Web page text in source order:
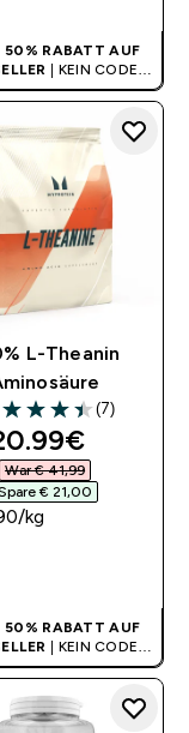
50% RABATT AUF
| KEIN CODE
BENÖTIGT
L-Theanin
out of 5 stars
(7)
War € 41,99‎
€ 21,00‎
kg
50% RABATT AUF
| KEIN CODE
BENÖTIGT